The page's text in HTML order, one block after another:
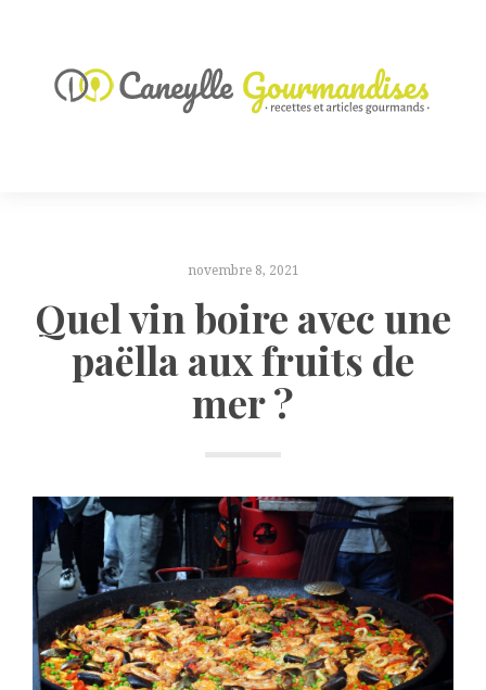
novembre 8, 2021
Quel vin boire avec une
paëlla aux fruits de
mer ?